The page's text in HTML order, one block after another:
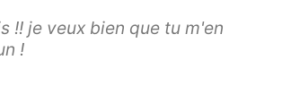
!! je veux bien que tu m'en
!